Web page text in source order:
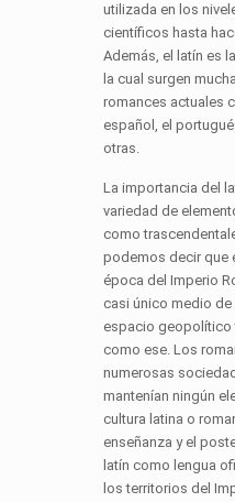
utilizada en los
científicos hasta
Además, el latín es
la cual surgen
romances actuales
español, el
otras.
La importancia del
variedad de
como
podemos decir que
época del Imperio
casi único medio
espacio geopolítico
como ese. Los
numerosas
mantenían ningún
cultura latina o
enseñanza y el
latín como lengua
los territorios del